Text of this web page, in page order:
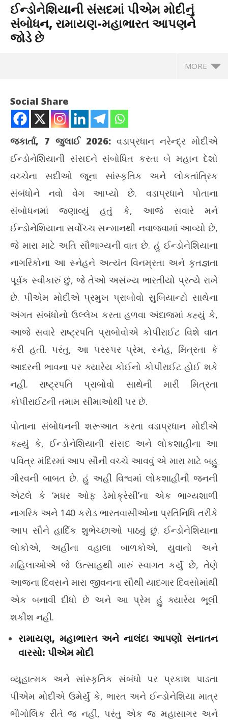
ઈન્ડોનેશિયાની સંસદમાં પીએમ મોદીનું
સંબોધન, રામાયણ-મહાભારત આપણને
જોડે છે
MORE
NOW VIEWING
ઈન્ડોનેશિયાની સંસદમાં પીએમ મોદીનું સંબોધન, રામાયણ-મહાભારત
આપણને જોડે છે
July
7,
2026
7,
Social Share
જકાર્તા, 7 જુલાઈ 2026: વડાપ્રધાન નરેન્દ્ર મોદીએ
ઈન્ડોનેશિયાની સંસદને સંબોધિત કરતા બે મહાન દેશો
વચ્ચેના સદીઓ જૂના સાંસ્કૃતિક અને લોકતાંત્રિક
સંબંધોને નવો વેગ આપ્યો છે. વડાપ્રધાને પોતાના
સંબોધનમાં જણાવ્યું હતું કે, આજે સવારે મને
ઈન્ડોનેશિયાના સર્વોચ્ચ સન્માનથી નવાજવામાં આવ્યો છે,
જે મારા માટે અતિ સૌભાગ્યની વાત છે. હું ઈન્ડોનેશિયાના
નાગરિકોના આ સ્નેહને અત્યંત વિનમ્રતા અને કૃતજ્ઞતા
પૂર્વક સ્વીકારું છું, જે તેઓ અસંખ્ય ભારતીયો પ્રત્યે રાખે
છે. પીએમ મોદીએ પ્રમુખ પ્રાબોવો સુબિયાન્ટો સાથેના
અંગત સંબંધોનો ઉલ્લેખ કરતા હળવા અંદાજમાં કહ્યું કે,
આજે સવારે રાષ્ટ્રપતિ પ્રાબોવોએ કોપીરાઈટ વિશે વાત
કરી હતી. પરંતુ, આ પરસ્પર પ્રેમ, સ્નેહ, મિત્રતા કે
આદરની ભાવના પર ક્યારેય કોઈનો કોપીરાઈટ હોઈ શકે
નહીં. રાષ્ટ્રપતિ પ્રાબોવો સાથેની મારી મિત્રતા
કોપીરાઈટની તમામ સીમાઓથી પર છે.
પોતાના સંબોધનની શરૂઆત કરતા વડાપ્રધાન મોદીએ
કહ્યું કે, ઈન્ડોનેશિયાની સંસદ અને લોકશાહીના આ
પવિત્ર મંદિરમાં આપ સૌની વચ્ચે આવવું એ મારા માટે બહુ
ગૌરવની બાબત છે. હું અહીં વિશ્વમાં લોકશાહીની જનની
એટલે કે ‘મધર ઓફ ડેમોક્રેસી’ના એક ભાગ્યશાળી
નાગરિક અને 140 કરોડ ભારતવાસીઓના પ્રતિનિધિ તરીકે
આપ સૌને હાર્દિક શુભેચ્છાઓ પાઠવું છું. ઈન્ડોનેશિયાના
લોકોએ, અહીંના વહાલા બાળકોએ, યુવાનો અને
મહિલાઓએ જે ઉત્સાહથી મારું સ્વાગત કર્યું છે, તેણે
આજના દિવસને મારા જીવનના સૌથી યાદગાર દિવસોમાંથી
એક બનાવી દીધો છે અને આ પ્રેમ હું ક્યારેય ભૂલી
શકીશ નહીં.
રામાયણ, મહાભારત અને નાલંદા આપણો સનાતન
વારસો: પીએમ મોદી
વ્યૂહાત્મક અને સાંસ્કૃતિક સંબંધો પર પ્રકાશ પાડતા
પીએમ મોદીએ ઉમેર્યું કે, ભારત અને ઈન્ડોનેશિયા માત્ર
ભૌગોલિક રીતે જ નહીં, પરંતુ એક જ મહાસાગર અને